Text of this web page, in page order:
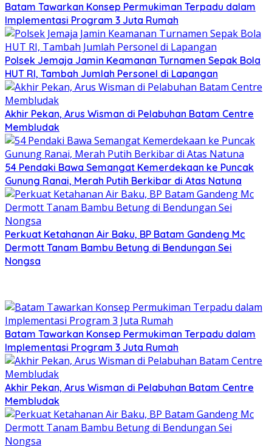
Batam Tawarkan Konsep Permukiman Terpadu dalam
Implementasi Program 3 Juta Rumah
Polsek Jemaja Jamin Keamanan Turnamen Sepak Bola
HUT RI, Tambah Jumlah Personel di Lapangan
Akhir Pekan, Arus Wisman di Pelabuhan Batam Centre
Membludak
54 Pendaki Bawa Semangat Kemerdekaan ke Puncak
Gunung Ranai, Merah Putih Berkibar di Atas Natuna
Perkuat Ketahanan Air Baku, BP Batam Gandeng Mc
Dermott Tanam Bambu Betung di Bendungan Sei
Nongsa
Batam Tawarkan Konsep Permukiman Terpadu dalam
Implementasi Program 3 Juta Rumah
Akhir Pekan, Arus Wisman di Pelabuhan Batam Centre
Membludak